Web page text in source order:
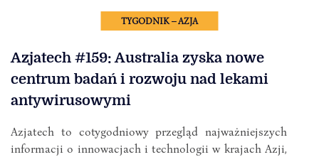
TYGODNIK – AZJA
Azjatech #159: Australia zyska nowe
centrum badań i rozwoju nad lekami
antywirusowymi
Azjatech to cotygodniowy przegląd najważniejszych
informacji o innowacjach i technologii w krajach Azji,